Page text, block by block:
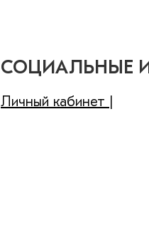
СОЦИАЛЬНЫЕ
Личный кабинет |